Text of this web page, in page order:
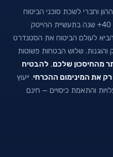
וחברי לשכת סוכני הביטוח
בישראל. נוסדה ע״י זאב יופה לאחר 40+ שנה בתעשיית ההייטק
לעולם הביטוח את הסטנדרט
והוגנות. שלוש הבטחות פשוטות
מהחיסכון שלכם, להבטיח
את המינימום ההכרחי. ייעוץ
והתאמת כיסויים — חינם